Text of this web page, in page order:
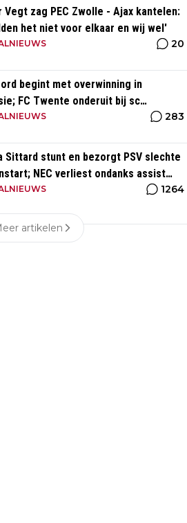
Vegt zag PEC Zwolle - Ajax kantelen:
het niet voor elkaar en wij wel'
20
begint met overwinning in
FC Twente onderuit bij sc
283
Sittard stunt en bezorgt PSV slechte
NEC verliest ondanks assist
1264
artikelen